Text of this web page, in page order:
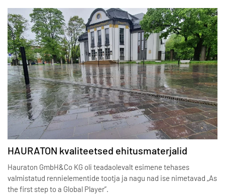
HAURATON kvaliteetsed ehitusmaterjalid
Hauraton GmbH&Co KG oli teadaolevalt esimene tehases
valmistatud rennielementide tootja ja nagu nad ise nimetavad „As
the first step to a Global Player”.